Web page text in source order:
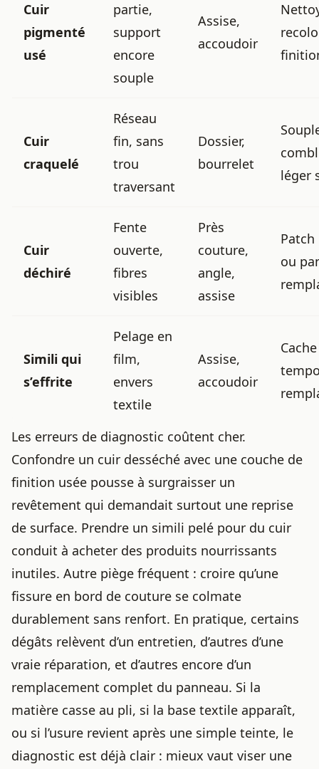
Cuir
pigmenté
usé
partie,
support
encore
souple
Assise,
accoudoir
Cuir
craquelé
Réseau
fin, sans
trou
traversant
Dossier,
bourrelet
léger
Cuir
déchiré
Fente
ouverte,
fibres
visibles
Près
couture,
angle,
assise
ou
Simili qui
s’effrite
Pelage en
film,
envers
textile
Assise,
accoudoir
Cache
Les erreurs de diagnostic coûtent cher.
Confondre un cuir desséché avec une couche de
finition usée pousse à surgraisser un
revêtement qui demandait surtout une reprise
de surface. Prendre un simili pelé pour du cuir
conduit à acheter des produits nourrissants
inutiles. Autre piège fréquent : croire qu’une
fissure en bord de couture se colmate
durablement sans renfort. En pratique, certains
dégâts relèvent d’un entretien, d’autres d’une
vraie réparation, et d’autres encore d’un
remplacement complet du panneau. Si la
matière casse au pli, si la base textile apparaît,
ou si l’usure revient après une simple teinte, le
diagnostic est déjà clair : mieux vaut viser une